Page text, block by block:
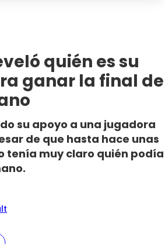
quién es su
ganar la final de
su apoyo a una jugadora
de que hasta hace unas
tenía muy claro quién podía